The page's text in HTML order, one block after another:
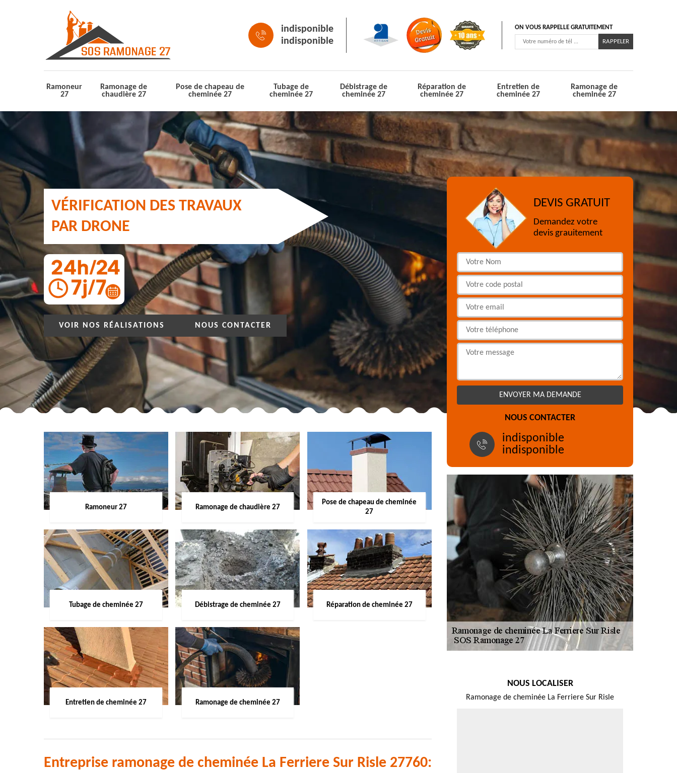
indisponible
indisponible
ON VOUS RAPPELLE GRATUITEMENT
Ramoneur
27
Ramonage de
chaudière 27
Pose de chapeau de
cheminée 27
Tubage de
cheminée 27
Débistrage de
cheminée 27
Réparation de
cheminée 27
Entretien de
cheminée 27
Ramonage de
cheminée 27
VÉRIFICATION DES TRAVAUX
PAR DRONE
VOIR NOS RÉALISATIONS NOUS CONTACTER
Ramoneur 27 Ramonage de chaudière 27
Pose de chapeau de cheminée
27
Tubage de cheminée 27 Débistrage de cheminée 27 Réparation de cheminée 27
Entretien de cheminée 27 Ramonage de cheminée 27
Entreprise ramonage de cheminée La Ferriere Sur Risle 27760:
DEVIS GRATUIT
Demandez votre
devis grauitement
NOUS CONTACTER
indisponible
indisponible
NOUS LOCALISER
Ramonage de cheminée La Ferriere Sur Risle